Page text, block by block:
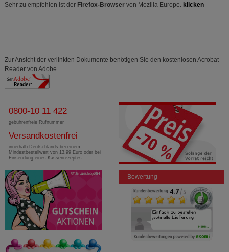
Sehr zu empfehlen ist der Firefox-Browservon Mozilla Europe. klicken
Zur Ansicht der verlinkten Dokumente benötigen Sie den kostenlosen Acrobat-
Reader von Adobe.
0800-10 11 422
gebührenfreie Rufnummer
Versandkostenfrei
innerhalb Deutschlands bei einem
Mindestbestellwert von 13,99 Euro oder bei
Einsendung eines Kassenrezeptes
Bewertung